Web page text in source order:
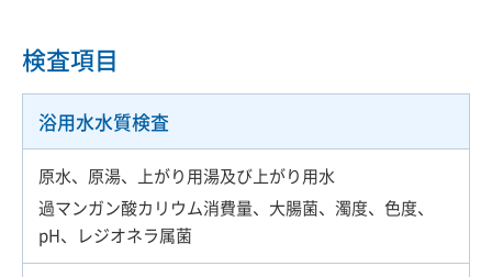
検査項目
浴用水水質検査
原水、原湯、上がり用湯及び上がり用水
過マンガン酸カリウム消費量、大腸菌、濁度、色度、
pH、レジオネラ属菌